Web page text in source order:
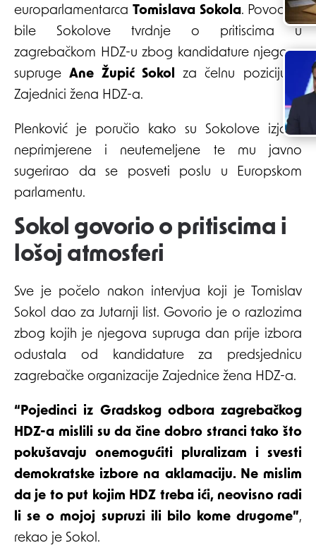
europarlamentarca Tomislava Sokola. Povod su
bile Sokolove tvrdnje o pritiscima u
zagrebačkom HDZ-u zbog kandidature njegove
suprugeAne Župić Sokol za čelnu poziciju u
Zajednici žena HDZ-a.
Plenković je poručio kako su Sokolove izjave
neprimjerene i neutemeljene te mu javno
sugerirao da se posveti poslu u Europskom
parlamentu.
Sokol govorio o pritiscima i
lošoj atmosferi
Sve je počelo nakon intervjua koji je Tomislav
Sokol dao za Jutarnji list. Govorio je o razlozima
zbog kojih je njegova supruga dan prije izbora
odustala od kandidature za predsjednicu
zagrebačke organizacije Zajednice žena HDZ-a.
“Pojedinci iz Gradskog odbora zagrebačkog
HDZ-a mislili su da čine dobro stranci tako što
pokušavaju onemogućiti pluralizam i svesti
demokratske izbore na aklamaciju. Ne mislim
da je to put kojim HDZ treba ići, neovisno radi
li se o mojoj supruzi ili bilo kome drugome”,
rekao je Sokol.